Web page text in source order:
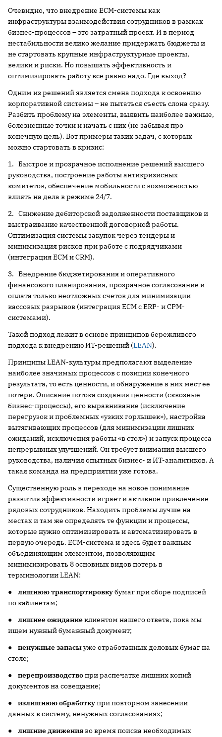
Очевидно, что внедрение ECM-системы как
инфраструктуры взаимодействия сотрудников в рамках
бизнес-процессов – это затратный проект. И в период
нестабильности велико желание придержать бюджеты и
не стартовать крупные инфраструктурные проекты,
велики и риски. Но повышать эффективность и
оптимизировать работу все равно надо. Где выход?
Одним из решений является смена подхода к освоению
корпоративной системы – не пытаться съесть слона сразу.
Разбить проблему на элементы, выявить наиболее важные,
болезненные точки и начать с них (не забывая про
конечную цель). Вот примеры таких задач, с которых
можно стартовать в кризис:
1. Быстрое и прозрачное исполнение решений высшего
руководства, построение работы антикризисных
комитетов, обеспечение мобильности с возможностью
влиять на дела в режиме 24/7.
2. Снижение дебиторской задолженности поставщиков и
выстраивание качественной договорной работы.
Оптимизация системы закупок через тендеры и
минимизация рисков при работе с подрядчиками
(интеграция ECM и CRM).
3. Внедрение бюджетирования и оперативного
финансового планирования, прозрачное согласование и
оплата только неотложных счетов для минимизации
кассовых разрывов (интеграция ECM c ERP- и CPM-
системами).
Такой подход лежит в основе принципов бережливого
подхода к внедрению ИТ-решений (LEAN).
Принципы LEAN-культуры предполагают выделение
наиболее значимых процессов с позиции конечного
результата, то есть ценности, и обнаружение в них мест ее
потери. Описание потока создания ценности (сквозные
бизнес-процессы), его выравнивание (исключение
перегрузок и проблемных «узких горлышек»), настройка
вытягивающих процессов (для минимизации лишних
ожиданий, исключения работы «в стол») и запуск процесса
непрерывных улучшений. Он требует внимания высшего
руководства, наличия опытных бизнес- и ИТ-аналитиков. А
такая команда на предприятии уже готова.
Существенную роль в переходе на новое понимание
развития эффективности играет и активное привлечение
рядовых сотрудников. Находить проблемы лучше на
местах и там же определять те функции и процессы,
которые нужно оптимизировать и автоматизировать в
первую очередь. ECM-система и здесь будет важным
объединяющим элементом, позволяющим
минимизировать 8 основных видов потерь в
терминологии LEAN:
● лишнюю транспортировкубумаг при сборе подписей
по кабинетам;
● лишнее ожиданиеклиентом нашего ответа, пока мы
ищем нужный бумажный документ;
● ненужные запасыуже отработанных деловых бумаг на
столе;
● перепроизводствопри распечатке лишних копий
документов на совещание;
● излишнюю обработкупри повторном занесении
данных в систему, ненужных согласованиях;
● лишние движенияво время поиска необходимых